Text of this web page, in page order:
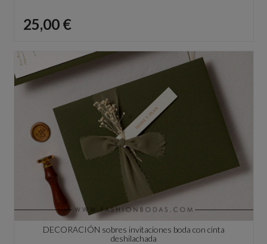
Precio
25,00 €
DECORACIÓN sobres invitaciones boda con cinta
deshilachada